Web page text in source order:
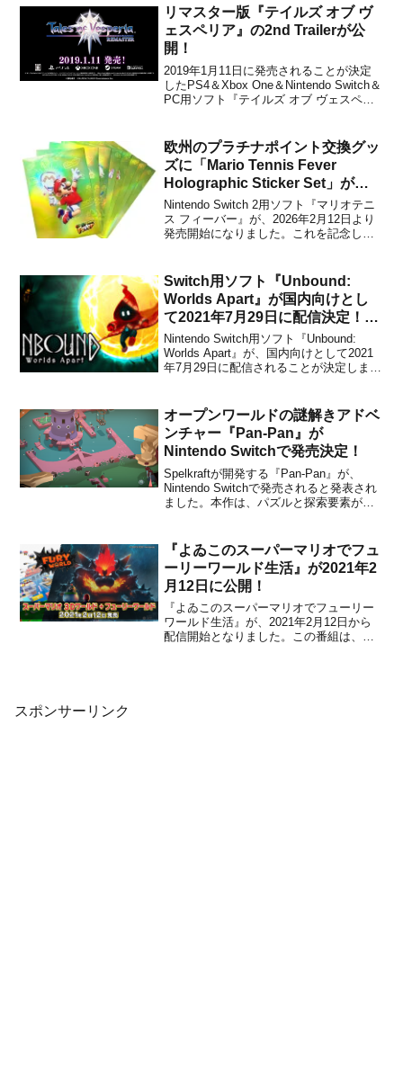
#NintendoSwitch 新感覚料理アクション
ゲーム#タベオウジャ 無料大型アップ
デ...
リマスター版『テイルズ オブ ヴ
ェスペリア』の2nd Trailerが公
開！
2019年1月11日に発売されることが決定
したPS4＆Xbox One＆Nintendo Switch＆
PC用ソフト『テイルズ オブ ヴェスペリ
Trailer公開！】2019年1月11日（金）...
欧州のプラチナポイント交換グッ
ズに「Mario Tennis Fever
Holographic Sticker Set」が登
場！
Nintendo Switch 2用ソフト『マリオテニ
ス フィーバー』が、2026年2月12日より
発売開始になりました。これを記念し
Holographic Stick...
Switch用ソフト『Unbound:
Worlds Apart』が国内向けとし
て2021年7月29日に配信決定！体
験版
Nintendo Switch用ソフト『Unbound:
Worlds Apart』が、国内向けとして2021
年7月29日に配信されることが決定しまし
トワークを特徴とする、没入感の2Dパズ
ルプラットフ...
オープンワールドの謎解きアドベ
ンチャー『Pan-Pan』が
Nintendo Switchで発売決定！
Spelkraftが開発する『Pan-Pan』が、
Nintendo Switchで発売されると発表され
ました。本作は、パズルと探索要素が中
が、ある惑星に墜落してしまうところか
ら物語が開始します。有名なサウン
ド・...
『よゐこのスーパーマリオでフュ
ーリーワールド生活』が2021年2
月12日に公開！
『よゐこのスーパーマリオでフューリー
ワールド生活』が、2021年2月12日から
配信開始となりました。この番組は、よ
スポンサーリンク